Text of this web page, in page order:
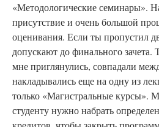
«Методологические семинары».
присутствие и очень большой
оценивания. Если ты пропустил
допускают до финального зачета.
мне приглянулись, совпадали
накладывались еще на одну из
только «Магистральные курсы».
студенту нужно набрать